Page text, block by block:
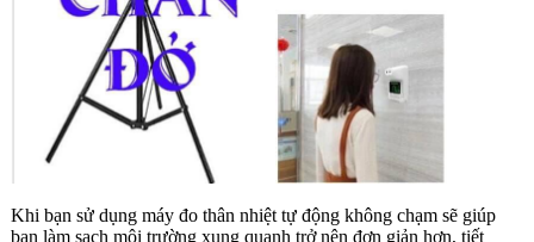
Khi bạn sử dụng máy đo thân nhiệt tự động không chạm sẽ giúp
bạn làm sạch môi trường xung quanh trở nên đơn giản hơn, tiết